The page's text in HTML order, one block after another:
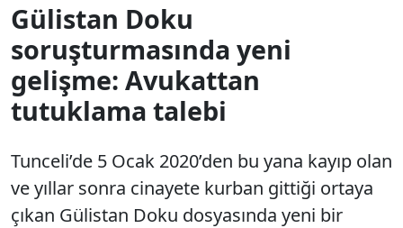
Gülistan Doku
soruşturmasında yeni
gelişme: Avukattan
tutuklama talebi
Tunceli’de 5 Ocak 2020’den bu yana kayıp olan
ve yıllar sonra cinayete kurban gittiği ortaya
çıkan Gülistan Doku dosyasında yeni bir